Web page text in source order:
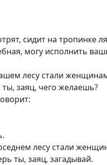
сидит на тропинке
могу исполнить
лесу стали
заяц, чего желаешь?
лесу стали
ты, заяц, загадывай.